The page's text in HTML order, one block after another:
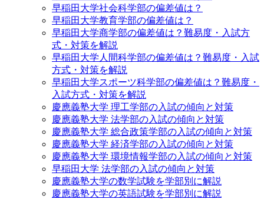
早稲田大学社会科学部の偏差値は？
早稲田大学教育学部の偏差値は？
早稲田大学商学部の偏差値は？難易度・入試方
式・対策を解説
早稲田大学人間科学部の偏差値は？難易度・入試
方式・対策を解説
早稲田大学スポーツ科学部の偏差値は？難易度・
入試方式・対策を解説
慶應義塾大学 理工学部の入試の傾向と対策
慶應義塾大学 法学部の入試の傾向と対策
慶應義塾大学 総合政策学部の入試の傾向と対策
慶應義塾大学 経済学部の入試の傾向と対策
慶應義塾大学 環境情報学部の入試の傾向と対策
早稲田大学 法学部の入試の傾向と対策
慶應義塾大学の数学試験を学部別に解説
慶應義塾大学の英語試験を学部別に解説